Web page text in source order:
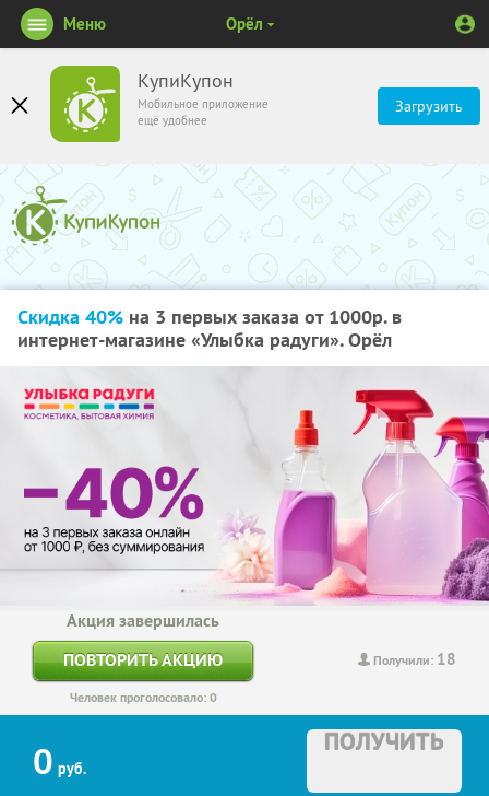
КупиКупон
Мобильное приложение
ещё удобнее
Загрузить
Меню Орёл
Скидка 40% на 3 первых заказа от 1000р. в
интернет-магазине «Улыбка радуги». Орёл
Получили: 18
Акция завершилась
ПОВТОРИТЬ АКЦИЮ
Человек проголосовало: 0
0 руб.
ПОЛУЧИТЬ